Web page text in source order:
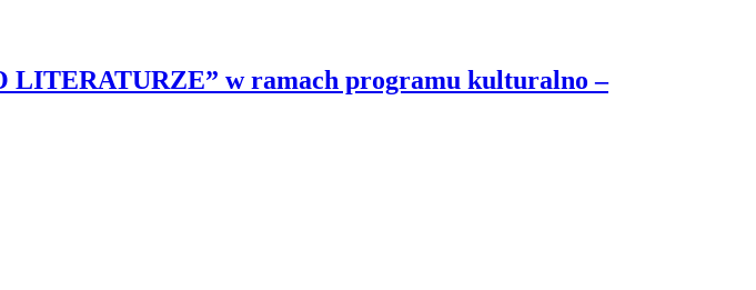
LITERATURZE” w ramach programu kulturalno –